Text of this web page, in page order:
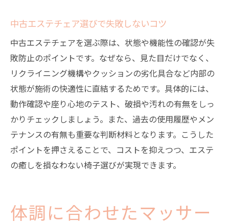
中古エステチェア選びで失敗しないコツ
中古エステチェアを選ぶ際は、状態や機能性の確認が失
敗防止のポイントです。なぜなら、見た目だけでなく、
リクライニング機構やクッションの劣化具合など内部の
状態が施術の快適性に直結するためです。具体的には、
動作確認や座り心地のテスト、破損や汚れの有無をしっ
かりチェックしましょう。また、過去の使用履歴やメン
テナンスの有無も重要な判断材料となります。こうした
ポイントを押さえることで、コストを抑えつつ、エステ
の癒しを損なわない椅子選びが実現できます。
体調に合わせたマッサー